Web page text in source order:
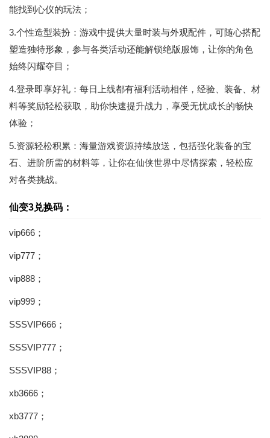
能找到心仪的玩法；
3.个性造型装扮：游戏中提供大量时装与外观配件，可随心搭配
塑造独特形象，参与各类活动还能解锁绝版服饰，让你的角色
始终闪耀夺目；
4.登录即享好礼：每日上线都有福利活动相伴，经验、装备、材
料等奖励轻松获取，助你快速提升战力，享受无忧成长的畅快
体验；
5.资源轻松积累：海量游戏资源持续放送，包括强化装备的宝
石、进阶所需的材料等，让你在仙侠世界中尽情探索，轻松应
对各类挑战。
仙变3兑换码：
vip666；
vip777；
vip888；
vip999；
SSSVIP666；
SSSVIP777；
SSSVIP88；
xb3666；
xb3777；